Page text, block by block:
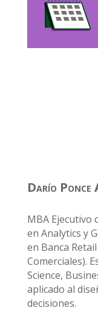
Darío Ponce
MBA Ejecutivo
en Analytics y
en Banca
Comerciales).
Science,
aplicado al
decisiones.